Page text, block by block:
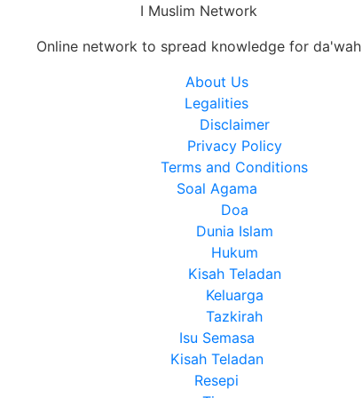
I Muslim Network
Online network to spread knowledge for da'wah
Close
Menu
About Us
Legalities
Disclaimer
Privacy Policy
Terms and Conditions
Soal Agama
Doa
Dunia Islam
Hukum
Kisah Teladan
Keluarga
Tazkirah
Isu Semasa
Kisah Teladan
Resepi